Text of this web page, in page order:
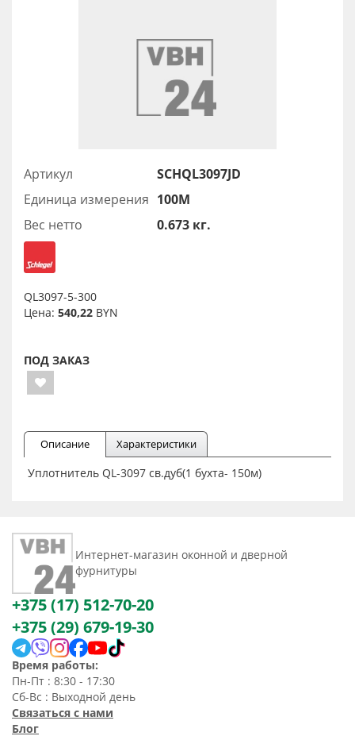
Артикул
SCHQL3097JD
Единица измерения 100М
Вес нетто
0.673 кг.
QL3097-5-300
Цена: 540,22 BYN
ПОД ЗАКАЗ
Описание Характеристики
Уплотнитель QL-3097 св.дуб(1 бухта- 150м)
Интернет-магазин оконной и дверной
фурнитуры
+375 (17) 512-70-20
+375 (29) 679-19-30
Время работы:
Пн-Пт : 8:30 - 17:30
Сб-Вс : Выходной день
Связаться с нами
Блог